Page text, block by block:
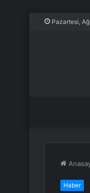
Pazartesi,
Haber